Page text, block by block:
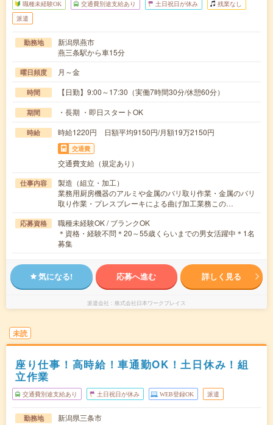
職種未経験OK 交通費別途支給あり 土日祝日が休み 残業なし
派遣
勤務地
新潟県燕市
燕三条駅から車15分
曜日頻度 月～金
時間 【日勤】9:00～17:30（実働7時間30分/休憩60分）
期間 ・長期 ・即日スタートOK
時給 時給1220円 日額平均9150円/月額19万2150円
交通費
交通費支給（規定あり）
仕事内容
製造（組立・加工）
業務用厨房機器のアルミや金属のバリ取り作業・金属のバリ
取り作業・プレスブレーキによる曲げ加工業務この…
応募資格
職種未経験OK / ブランクOK
＊資格・経験不問＊20～55歳くらいまでの男女活躍中＊1名
募集
気になる! 応募へ進む 詳しく見る
派遣会社 株式会社日本ワークプレイス
未読
座り仕事！高時給！車通勤OK！土日休み！組
立作業
交通費別途支給あり 土日祝日が休み WEB登録OK 派遣
勤務地
新潟県三条市